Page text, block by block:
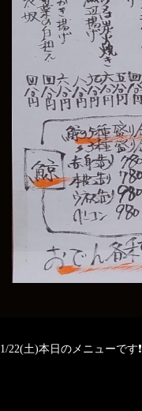
1/22(土)本日のメニューです❗